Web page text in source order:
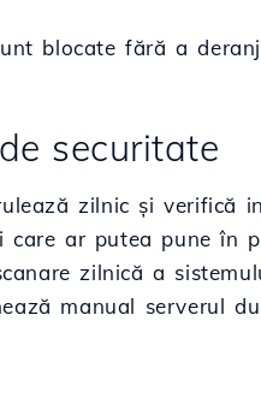
blocate fără a
securitate
zilnic și verifică
care ar putea pune în
zilnică a
manual serverul